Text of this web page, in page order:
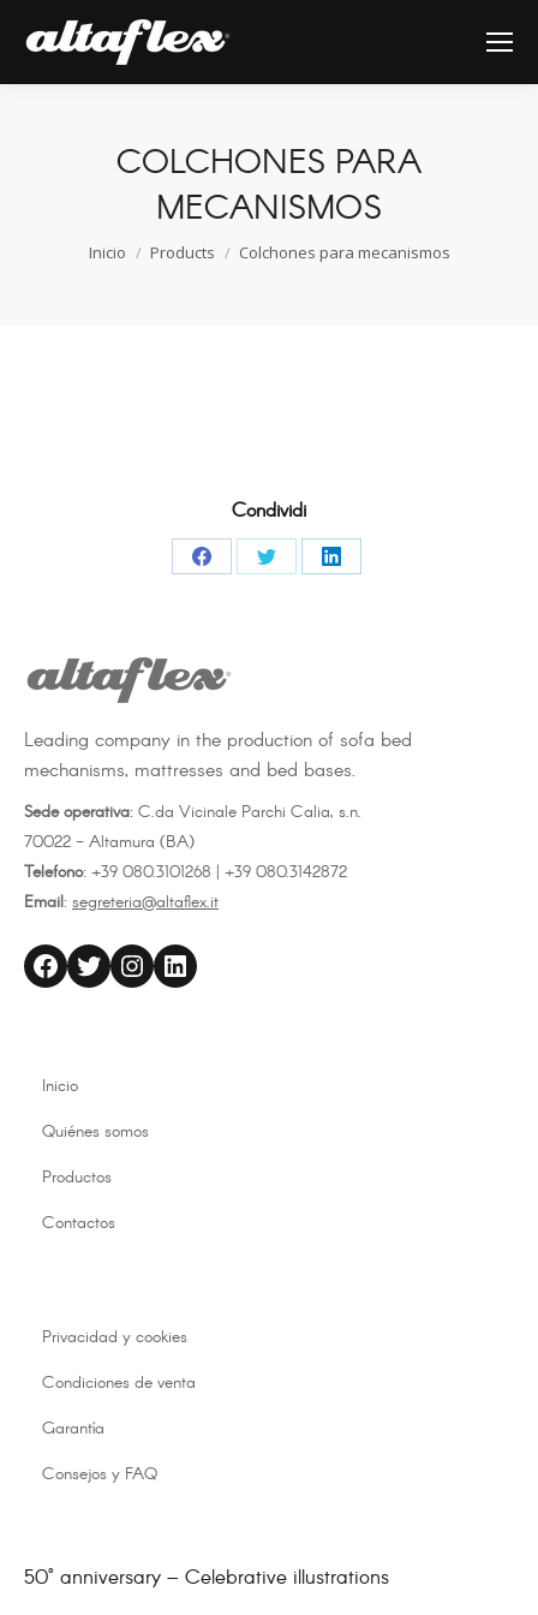
COLCHONES PARA
MECANISMOS
Estás aquí:
Inicio Products Colchones para mecanismos
Condividi
Share
Share
Share
Leading company in the production of sofa bed
mechanisms, mattresses and bed bases.
Sede operativa: C.da Vicinale Parchi Calia, s.n.
70022 - Altamura (BA)
Telefono: +39 080.3101268 | +39 080.3142872
Email: segreteria@altaflex.it
altaflex Twitter Instagram LinkedIn
Inicio
Quiénes somos
Productos
Contactos
Privacidad y cookies
Condiciones de venta
Garantía
Consejos y FAQ
50° anniversary – Celebrative illustrations